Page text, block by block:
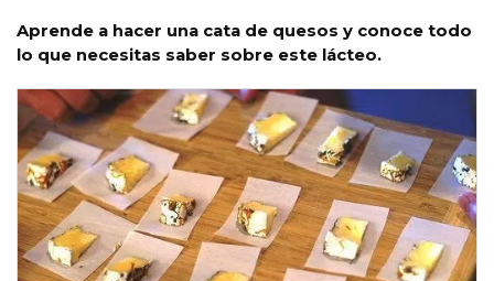
Aprende a hacer una cata de quesos y conoce todo
lo que necesitas saber sobre este lácteo.